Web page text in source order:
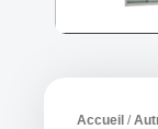
Accueil /